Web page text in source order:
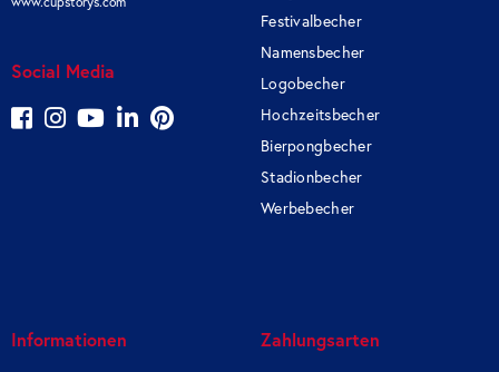
Social Media
Festivalbecher
Namensbecher
Logobecher
Hochzeitsbecher
Bierpongbecher
Stadionbecher
Werbebecher
Informationen Zahlungsarten